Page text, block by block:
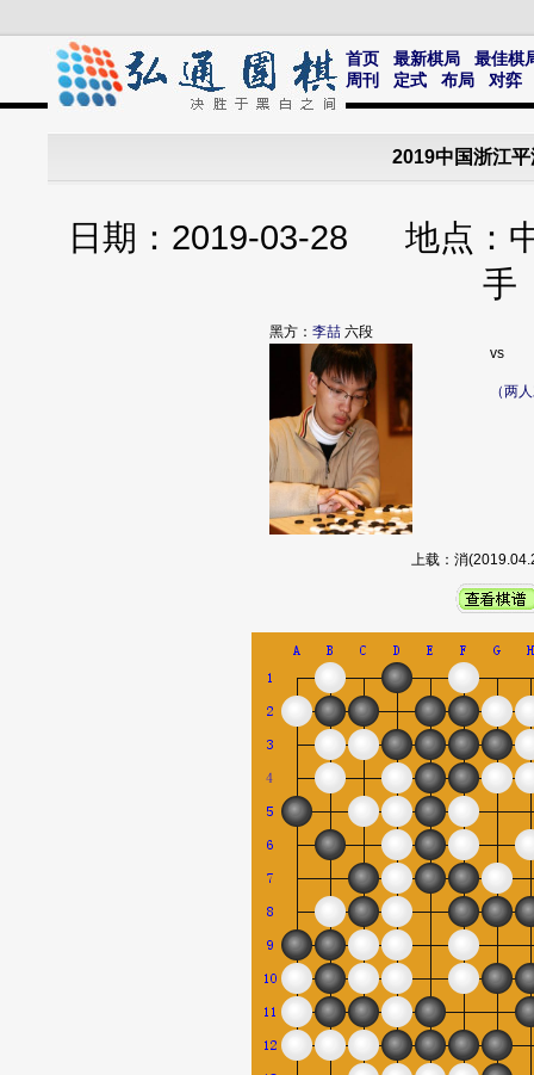
首页 最新棋局
最佳棋
周刊
定式 布局 对弈
2019中国浙江
日期：2019-03-28 地点
手
黑方： 李喆 六段
vs
（两
上载：消